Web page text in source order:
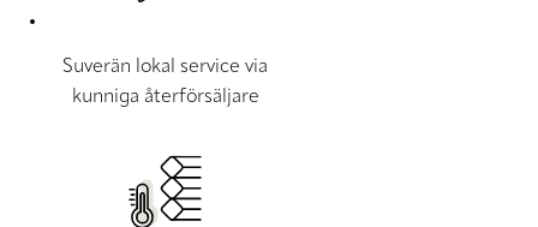
Suverän lokal service via
kunniga återförsäljare